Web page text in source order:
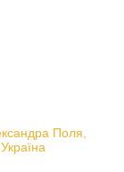
Поля,